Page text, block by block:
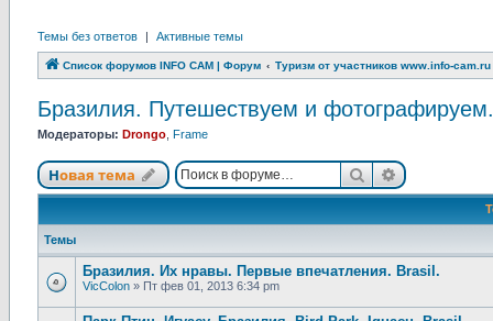
Темы без ответов | Активные темы
Список форумов INFO CAM | Форум Туризм от участников www.info-cam.ru
Бразилия. Путешествуем и
Модераторы: Drongo Frame
Новая тема
Новая тема Поиск
Темы
Бразилия. Их нравы. Первые впечатления. Brasil.
VicColon » Пт фев 01, 2013 6:34 pm